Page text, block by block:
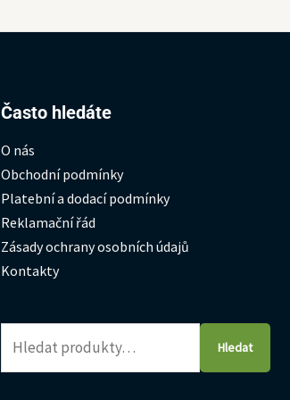
Často hledáte
O nás
Obchodní podmínky
Platební a dodací podmínky
Reklamační řád
Zásady ochrany osobních údajů
Kontakty
Hledat:
Hledat